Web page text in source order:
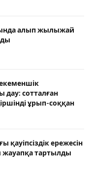
алып жылыжай
дау: сотталған
ұрып-соққан
қауіпсіздік ережесін
жауапқа тартылды